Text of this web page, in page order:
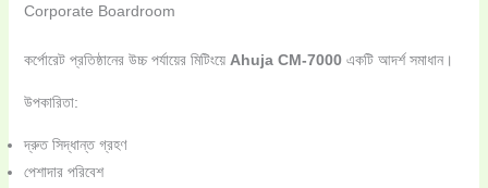
Corporate Boardroom
কর্পোরেট প্রতিষ্ঠানের উচ্চ পর্যায়ের মিটিংয়ে Ahuja CM-7000একটি আদর্শ সমাধান।
উপকারিতা:
দ্রুত সিদ্ধান্ত গ্রহণ
পেশাদার পরিবেশ